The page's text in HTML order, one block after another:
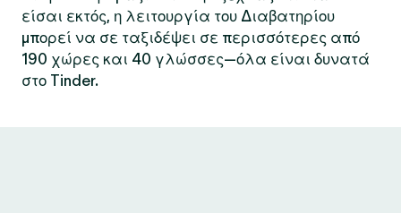
είσαι εκτός, η λειτουργία του Διαβατηρίου
μπορεί να σε ταξιδέψει σε περισσότερες από
190 χώρες και 40 γλώσσες—όλα είναι δυνατά
στο Tinder.